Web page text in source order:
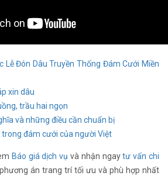
Lễ Đón Dâu Truyền Thống Đám Cưới Miền
xin dâu
trầu hai ngọn
và những điều cần chuẩn bị
trong đám cưới của người Việt
Báo giá dịch vụ và nhận ngaytư vấn chi
án trang trí tối ưu và phù hợp nhất